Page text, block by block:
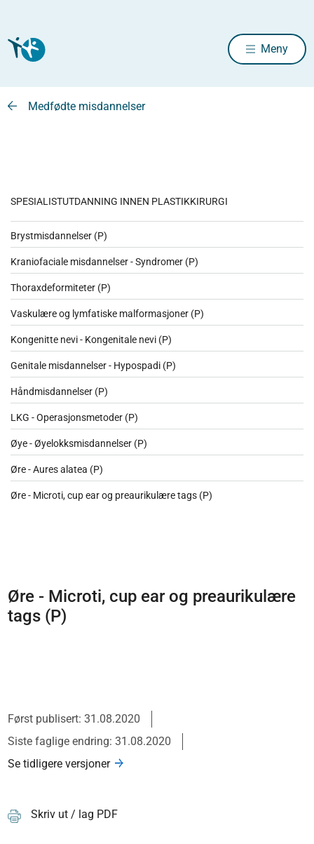
Meny
Medfødte misdannelser
SPESIALISTUTDANNING INNEN PLASTIKKIRURGI
Brystmisdannelser (P)
Kraniofaciale misdannelser - Syndromer (P)
Thoraxdeformiteter (P)
Vaskulære og lymfatiske malformasjoner (P)
Kongenitte nevi - Kongenitale nevi (P)
Genitale misdannelser - Hypospadi (P)
Håndmisdannelser (P)
LKG - Operasjonsmetoder (P)
Øye - Øyelokksmisdannelser (P)
Øre - Aures alatea (P)
Øre - Microti, cup ear og preaurikulære tags (P)
Øre - Microti, cup ear og preaurikulære
tags (P)
Først publisert: 31.08.2020
Siste faglige endring: 31.08.2020
Se tidligere versjoner
Skriv ut / lag PDF